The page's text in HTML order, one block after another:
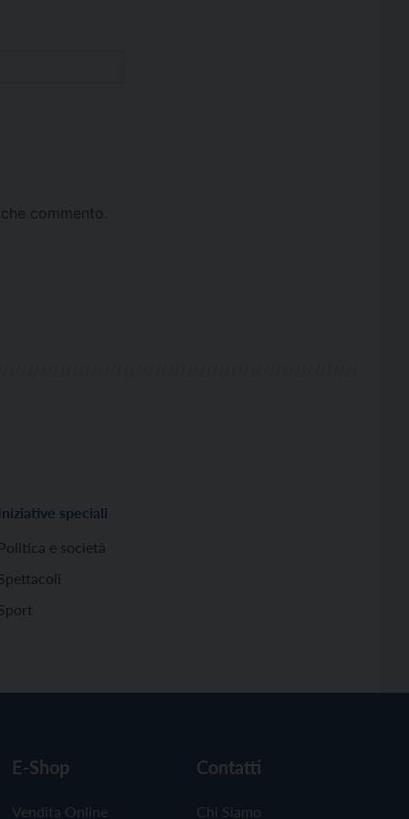
commento.
Iniziative speciali
Politica e società
E-Shop
Vendita Online
Contatti
Chi Siamo